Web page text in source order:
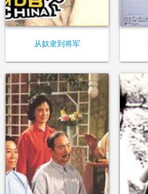
从奴隶到将军